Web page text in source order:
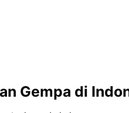
Gempa di